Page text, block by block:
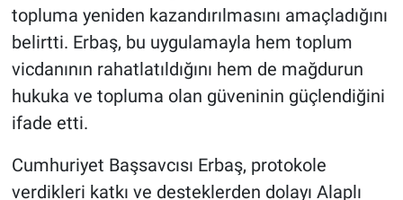
topluma yeniden kazandırılmasını amaçladığını
belirtti. Erbaş, bu uygulamayla hem toplum
vicdanının rahatlatıldığını hem de mağdurun
hukuka ve topluma olan güveninin güçlendiğini
ifade etti.
Cumhuriyet Başsavcısı Erbaş, protokole
verdikleri katkı ve desteklerden dolayı Alaplı